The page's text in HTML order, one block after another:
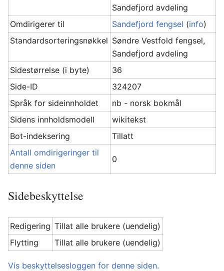
Sandefjord avdeling
Omdirigerer til
Sandefjord fengsel (info)
Standardsorteringsnøkkel Søndre Vestfold fengsel,
Sandefjord avdeling
Sidestørrelse (i byte)
36
Side-ID
324207
Språk for sideinnholdet
nb - norsk bokmål
Sidens innholdsmodell
wikitekst
Bot-indeksering
Tillatt
Antall omdirigeringer til
denne siden
0
Sidebeskyttelse
Redigering Tillat alle brukere (uendelig)
Flytting
Tillat alle brukere (uendelig)
Vis beskyttelsesloggen for denne siden.